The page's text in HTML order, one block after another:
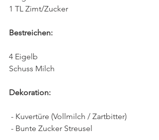
1 TL Zimt/Zucker
Bestreichen:
4 Eigelb
Schuss Milch
Dekoration:
- Kuvertüre (Vollmilch / Zartbitter)
- Bunte Zucker Streusel